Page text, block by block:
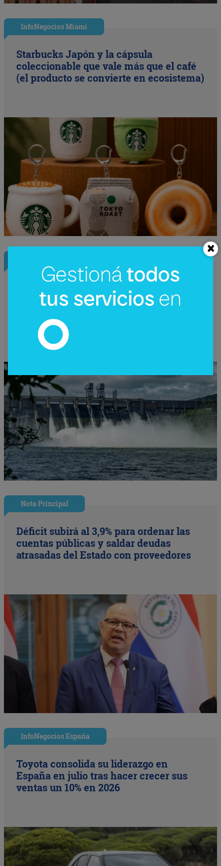
InfoNegocios Miami
Starbucks Japón y la cápsula
coleccionable que vale más que el café
(el producto se convierte en ecosistema)
¿Una nueva hidroeléctrica binacional?
Reactivan en Argentina el debate sobre
Corpus Christi (un proyecto de US$
4.200 millones)
Nota Principal
Déficit subirá al 3,9% para ordenar las
cuentas públicas y saldar deudas
atrasadas del Estado con proveedores
InfoNegocios España
Toyota consolida su liderazgo en
España en julio tras hacer crecer sus
ventas un 10% en 2026